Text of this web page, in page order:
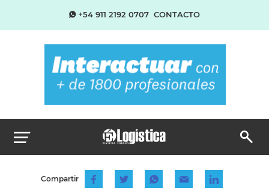
+54 911 2192 0707 CONTACTO
Compartir